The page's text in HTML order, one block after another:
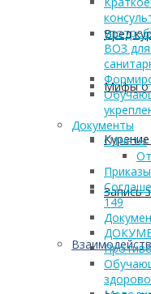
Вред
Мифы о
Запись
ВОЗ
Документы
Отчеты
Приказы
149